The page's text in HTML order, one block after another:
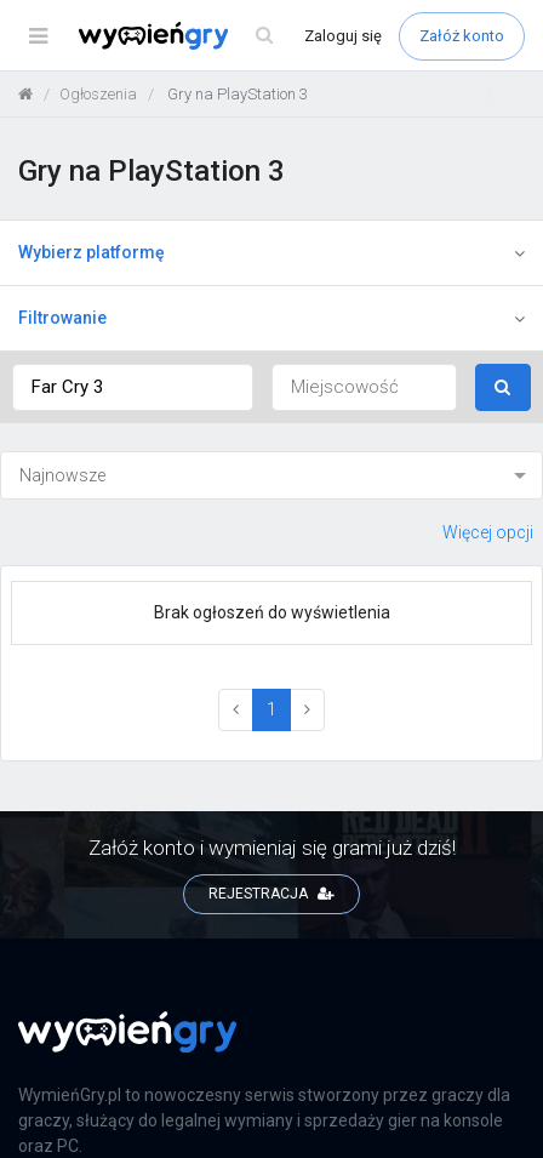
Menu Zaloguj się Załóż konto
Ogłoszenia Gry na PlayStation 3
Gry na PlayStation 3
Wybierz platformę
Filtrowanie
Więcej opcji
Brak ogłoszeń do wyświetlenia
1 (current)
Załóż konto i wymieniaj się grami już dziś!
REJESTRACJA
WymieńGry.pl to nowoczesny serwis stworzony przez graczy dla
graczy, służący do legalnej wymiany i sprzedaży gier na konsole
oraz PC.